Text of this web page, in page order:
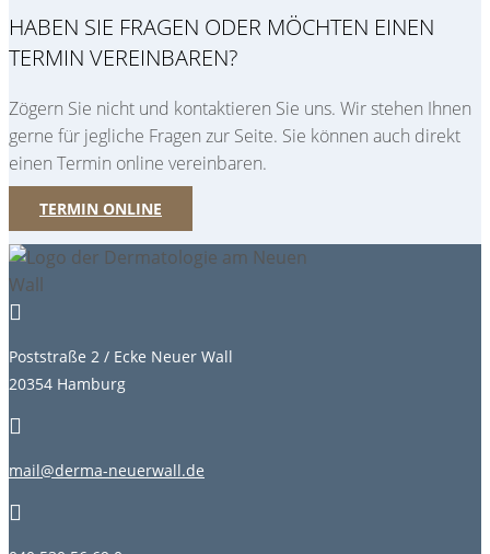
HABEN SIE FRAGEN ODER MÖCHTEN EINEN
TERMIN VEREINBAREN?
Zögern Sie nicht und kontaktieren Sie uns. Wir stehen Ihnen
gerne für jegliche Fragen zur Seite. Sie können auch direkt
einen Termin online vereinbaren.
TERMIN ONLINE

Poststraße 2 / Ecke Neuer Wall
20354 Hamburg

mail@derma-neuerwall.de
